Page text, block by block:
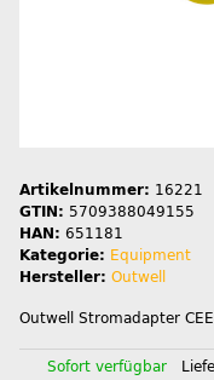
Artikelnummer: 16221
GTIN: 5709388049155
HAN: 651181
Kategorie: Equipment
Hersteller: Outwell
Outwell Stromadapter
Sofort verfügbar